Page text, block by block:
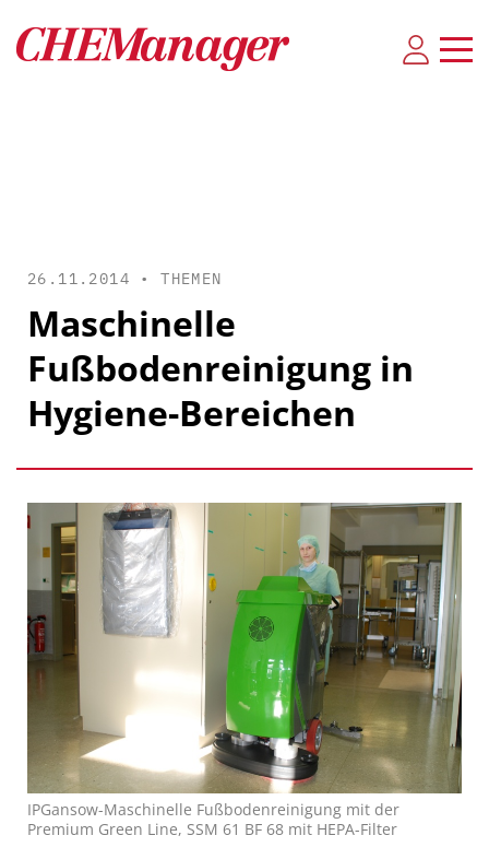
26.11.2014 •THEMEN
Maschinelle
Fußbodenreinigung in
Hygiene-Bereichen
IPGansow-Maschinelle Fußbodenreinigung mit der
Premium Green Line, SSM 61 BF 68 mit HEPA-Filter